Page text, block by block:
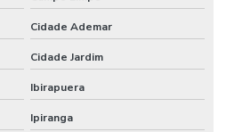
concreto
Cidade Ademar
Cidade Jardim
Ibirapuera
Ipiranga